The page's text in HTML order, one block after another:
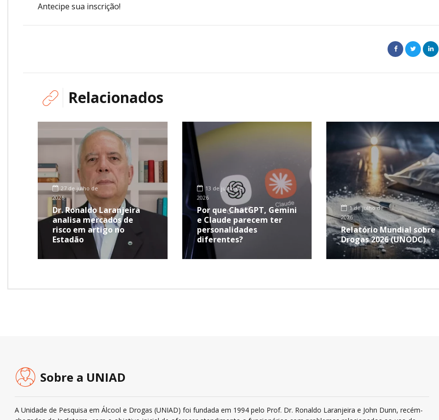
Antecipe sua inscrição!
Relacionados
27 de julho de
2026
Dr. Ronaldo Laranjeira
analisa mercados de
risco em artigo no
Estadão
13 de julho de
2026
Por que ChatGPT, Gemini
e Claude parecem ter
personalidades
diferentes?
1 de julho de
2026
Relatório Mundial sobre
Drogas 2026 (UNODC)
Sobre a UNIAD
A Unidade de Pesquisa em Álcool e Drogas (UNIAD) foi fundada em 1994 pelo Prof. Dr. Ronaldo Laranjeira e John Dunn, recém-